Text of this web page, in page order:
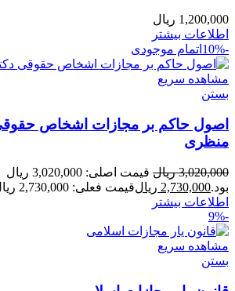
1,200,000 ریال
اطلاعات بیشتر
-10%
اتمام موجودی
مشاهده سریع
بستن
اصول حاکم بر مجازات اشخاص حقوقی
منظری
3,020,000 ریال
قیمت اصلی: 3,020,000 ریال
بود.2,730,000 ریالقیمت فعلی: 2,730,000 ریال.
اطلاعات بیشتر
-9%
مشاهده سریع
بستن